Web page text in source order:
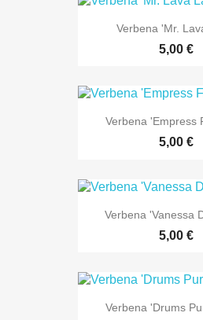
Verbena 'Mr.
5,00 €
Verbena 'Empress
5,00 €
Verbena 'Vanessa
5,00 €
Verbena 'Drums